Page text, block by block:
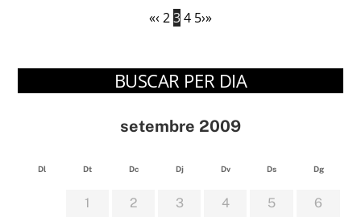
«‹ 234 5›»
BUSCAR PER DIA
setembre 2009
Dl Dt Dc Dj Dv Ds Dg
1 2 3 4 5 6